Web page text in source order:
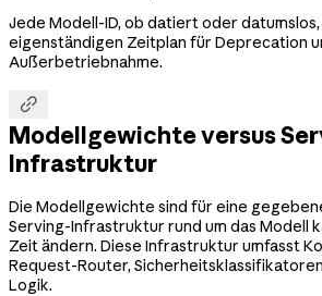
Jede Modell-ID, ob datiert oder
eigenständigen Zeitplan für Deprecation
Außerbetriebnahme.

Modellgewichte versus
Infrastruktur
Die Modellgewichte sind für eine
Serving-Infrastruktur rund um das Modell
Zeit ändern. Diese Infrastruktur umfasst
Request-Router,
Logik.